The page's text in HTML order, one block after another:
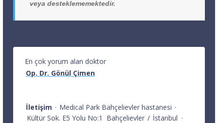
veya desteklememektedir.
En çok yorum alan doktor
Op. Dr. Gönül Çimen
İletişim · Medical Park Bahçelievler hastanesi ·
Kültür Sok. E5 Yolu No:1
Bahçelievler / İstanbul ·